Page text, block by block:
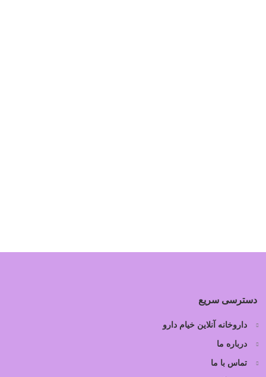
دسترسی سریع
داروخانه آنلاین خیام دارو
درباره ما
تماس با ما